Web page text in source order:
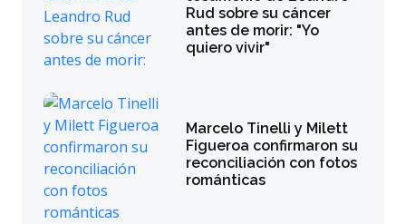
Rud sobre su cáncer
antes de morir: "Yo
quiero vivir"
Marcelo Tinelli y Milett
Figueroa confirmaron su
reconciliación con fotos
románticas